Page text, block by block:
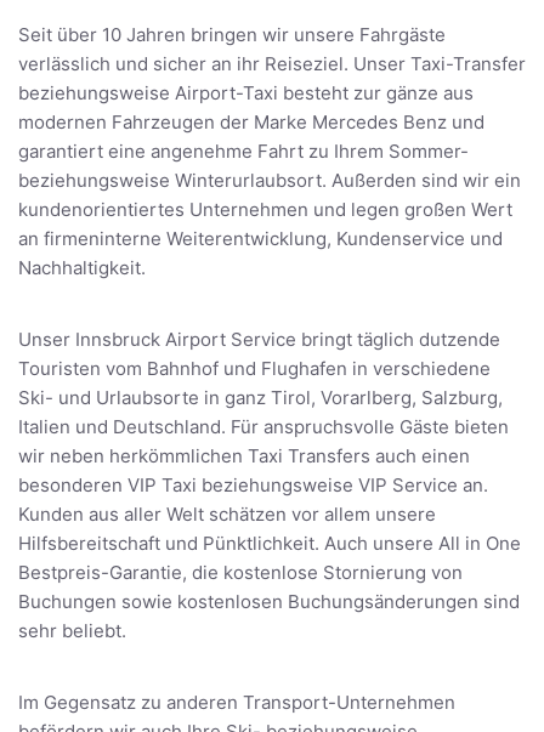
Seit über 10 Jahren bringen wir unsere Fahrgäste
verlässlich und sicher an ihr Reiseziel. Unser Taxi-Transfer
beziehungsweise Airport-Taxi besteht zur gänze aus
modernen Fahrzeugen der Marke Mercedes Benz und
garantiert eine angenehme Fahrt zu Ihrem Sommer-
beziehungsweise Winterurlaubsort. Außerden sind wir ein
kundenorientiertes Unternehmen und legen großen Wert
an firmeninterne Weiterentwicklung, Kundenservice und
Nachhaltigkeit.
Unser Innsbruck Airport Service bringt täglich dutzende
Touristen vom Bahnhof und Flughafen in verschiedene
Ski- und Urlaubsorte in ganz Tirol, Vorarlberg, Salzburg,
Italien und Deutschland. Für anspruchsvolle Gäste bieten
wir neben herkömmlichen Taxi Transfers auch einen
besonderen VIP Taxi beziehungsweise VIP Service an.
Kunden aus aller Welt schätzen vor allem unsere
Hilfsbereitschaft und Pünktlichkeit. Auch unsere All in One
Bestpreis-Garantie, die kostenlose Stornierung von
Buchungen sowie kostenlosen Buchungsänderungen sind
sehr beliebt.
Im Gegensatz zu anderen Transport-Unternehmen